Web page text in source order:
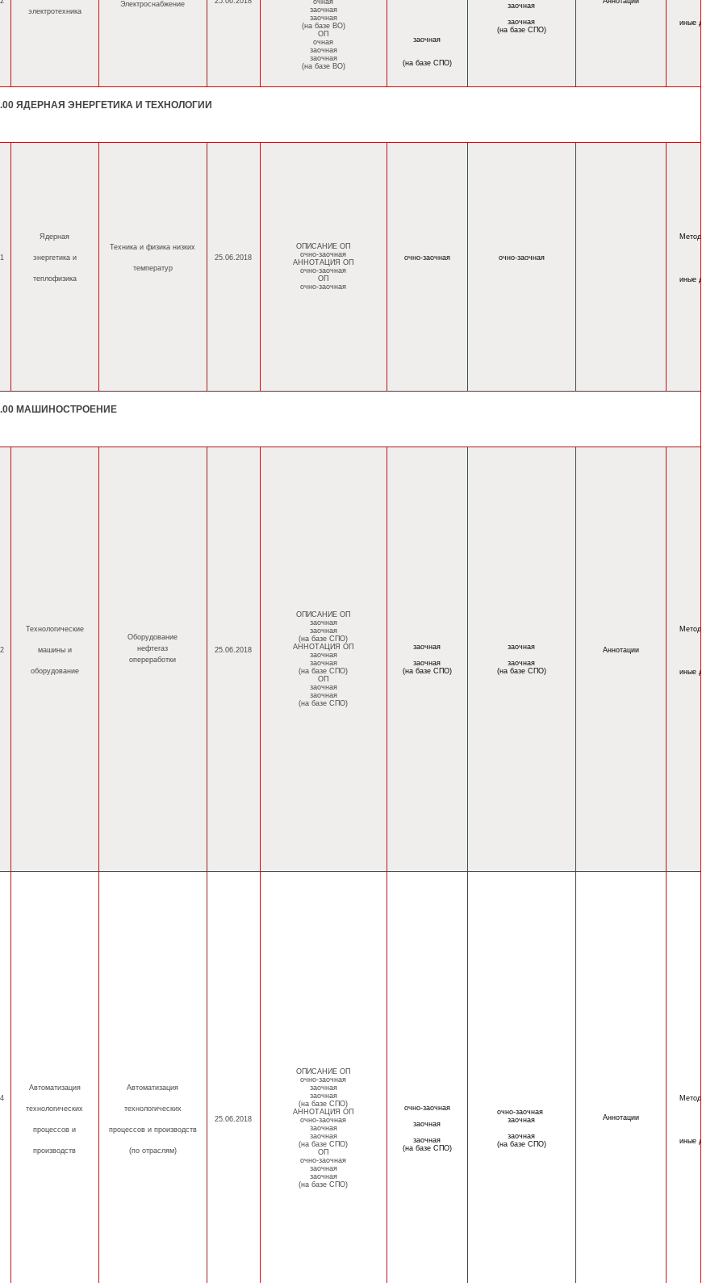
электротехника
Электроснабжение
очная
заочная
заочная
(на базе ВО)
ОП
очная
заочная
заочная
(на базе ВО)
заочная
(на базе СПО)
заочная
заочная
(на базе СПО)
иные
ЯДЕРНАЯ ЭНЕРГЕТИКА И ТЕХНОЛОГИИ
Ядерная
энергетика и
теплофизика
Техника и физика низких
температур
25.06.2018
ОПИСАНИЕ ОП
очно-заочная
АННОТАЦИЯ ОП
очно-заочная
ОП
очно-заочная
очно-заочная очно-заочная
иные
МАШИНОСТРОЕНИЕ
Технологические
машины и
оборудование
Оборудование
нефтегаз
опереработки
25.06.2018
ОПИСАНИЕ ОП
заочная
заочная
(на базе СПО)
АННОТАЦИЯ ОП
заочная
заочная
(на базе СПО)
ОП
заочная
заочная
(на базе СПО)
заочная
заочная
(на базе СПО)
заочная
заочная
(на базе СПО)
Аннотации
иные
Автоматизация
технологических
процессов и
производств
Автоматизация
технологических
процессов и производств
(по отраслям)
25.06.2018
ОПИСАНИЕ ОП
очно-заочная
заочная
заочная
(на базе СПО)
АННОТАЦИЯ ОП
очно-заочная
заочная
заочная
(на базе СПО)
ОП
очно-заочная
заочная
заочная
(на базе СПО)
очно-заочная
заочная
заочная
(на базе СПО)
очно-заочная
заочная
заочная
(на базе СПО)
Аннотации
иные